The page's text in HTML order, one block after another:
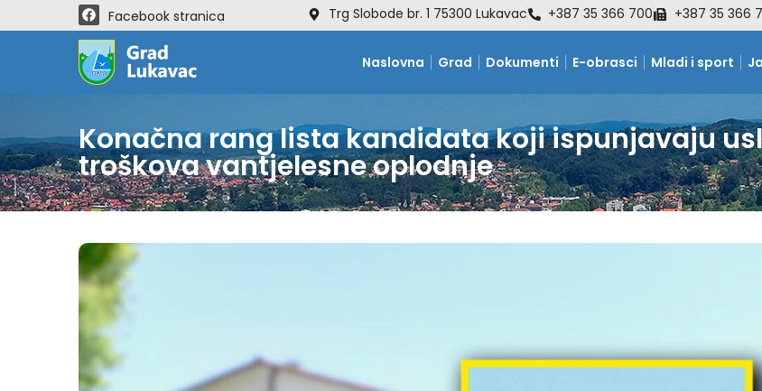
Trg Slobode br. 1 75300 Lukavac +387 35 366 700 +387 35 366
Facebook stranica
Naslovna Grad Dokumenti E-obrasci Mladi i sport
Konačna rang lista kandidata koji ispunjavaju
troškova vantjelesne oplodnje